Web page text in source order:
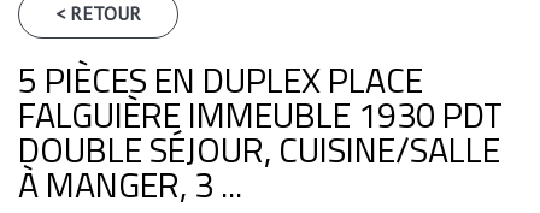
< RETOUR
5 PIÈCES EN DUPLEX PLACE
FALGUIÈRE IMMEUBLE 1930 PDT
DOUBLE SÉJOUR, CUISINE/SALLE
À MANGER, 3 ...